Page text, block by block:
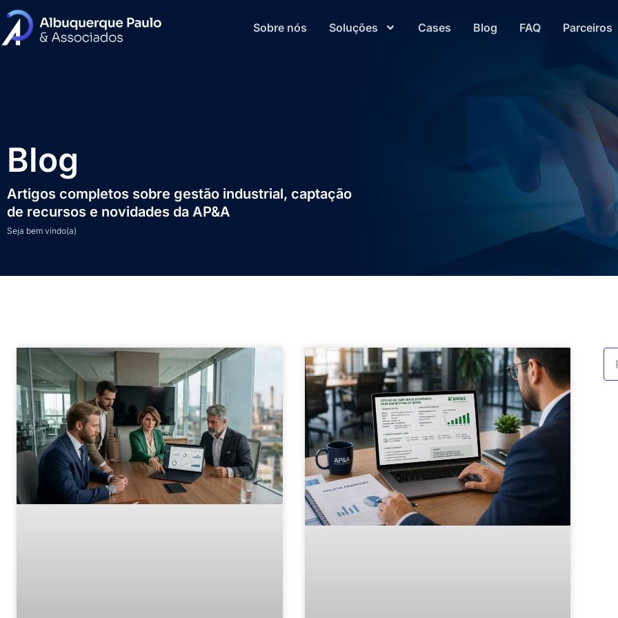
Sobre nós Soluções Cases Blog FAQ Parceiros
Blog
Artigos completos sobre gestão industrial, captação
de recursos e novidades da AP&A
Seja bem vindo(a)